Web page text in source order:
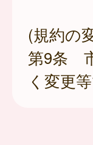
(規約の
第9条
く変更